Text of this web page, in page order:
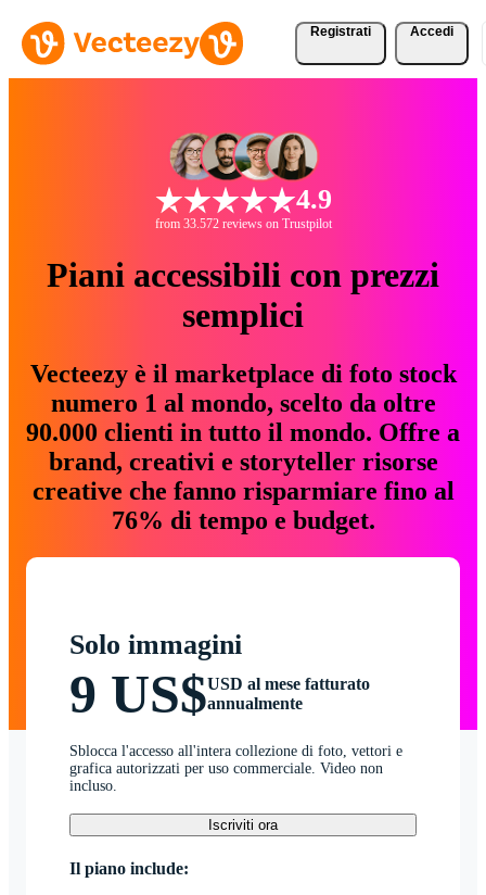
Registrati Accedi
4.9
from 33.572 reviews on Trustpilot
Piani accessibili con prezzi
semplici
Vecteezy è il marketplace di foto stock
numero 1 al mondo, scelto da oltre
90.000 clienti in tutto il mondo. Offre a
brand, creativi e storyteller risorse
creative che fanno risparmiare fino al
76% di tempo e budget.
Solo immagini
9 US$USD al mese fatturato
annualmente
Sblocca l'accesso all'intera collezione di foto, vettori e
grafica autorizzati per uso commerciale. Video non
incluso.
Iscriviti ora
Il piano include: